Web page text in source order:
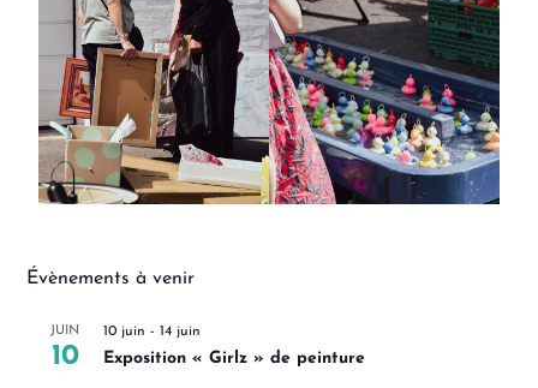
Évènements à venir
JUIN
10
10 juin -14 juin
Exposition « Girlz » de peinture